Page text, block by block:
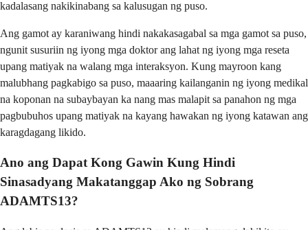
kadalasang nakikinabang sa kalusugan ng puso.
Ang gamot ay karaniwang hindi nakakasagabal sa mga gamot sa puso,
ngunit susuriin ng iyong mga doktor ang lahat ng iyong mga reseta
upang matiyak na walang mga interaksyon. Kung mayroon kang
malubhang pagkabigo sa puso, maaaring kailanganin ng iyong medikal
na koponan na subaybayan ka nang mas malapit sa panahon ng mga
pagbubuhos upang matiyak na kayang hawakan ng iyong katawan ang
karagdagang likido.
Ano ang Dapat Kong Gawin Kung Hindi
Sinasadyang Makatanggap Ako ng Sobrang
ADAMTS13?